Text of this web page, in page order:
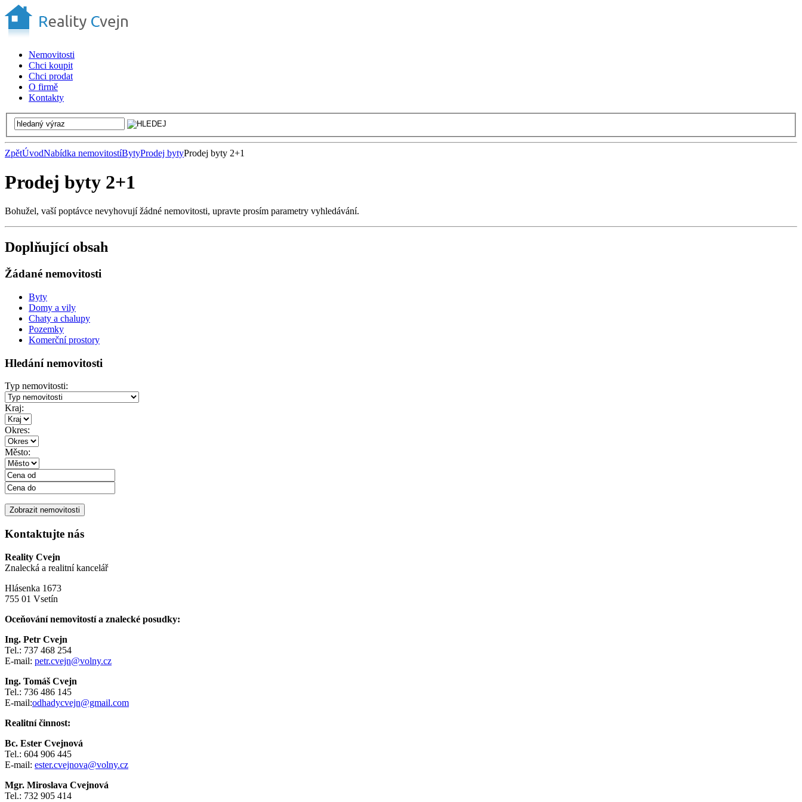
Nemovitosti
Chci koupit
Chci prodat
O firmě
Kontakty
ZpětÚvodNabídka nemovitostíBytyProdej bytyProdej byty 2+1
Prodej byty 2+1
Bohužel, vaší poptávce nevyhovují žádné nemovitosti, upravte prosím parametry vyhledávání.
Doplňující obsah
Žádané nemovitosti
Byty
Domy a vily
Chaty a chalupy
Pozemky
Komerční prostory
Hledání nemovitosti
Typ nemovitosti:
Kraj:
Okres:
Město:
Kontaktujte nás
Reality Cvejn
Znalecká a realitní kancelář
Hlásenka 1673
755 01 Vsetín
Oceňování nemovitostí a znalecké posudky:
Ing. Petr Cvejn
Tel.: 737 468 254
E-mail: petr.cvejn@volny.cz
Ing. Tomáš Cvejn
Tel.: 736 486 145
E-mail:odhadycvejn@gmail.com
Realitní činnost:
Bc. Ester Cvejnová
Tel.: 604 906 445
E-mail: ester.cvejnova@volny.cz
Mgr. Miroslava Cvejnová
Tel.: 732 905 414